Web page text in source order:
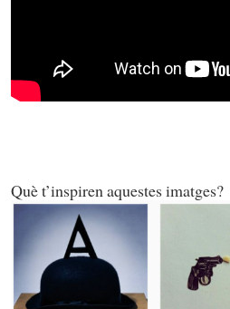
Què t’inspiren aquestes imatges?